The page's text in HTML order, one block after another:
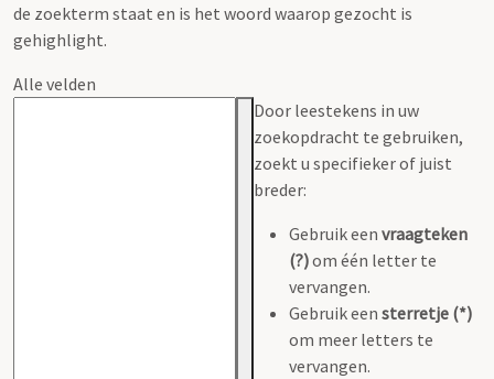
de zoekterm staat en is het woord waarop gezocht is
gehighlight.
Alle velden
Door leestekens in uw
zoekopdracht te gebruiken,
zoekt u specifieker of juist
breder:
Gebruik een vraagteken
(?)om één letter te
vervangen.
Gebruik een sterretje (*)
om meer letters te
vervangen.